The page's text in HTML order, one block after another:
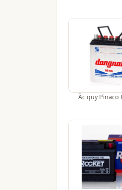
Ắc quy